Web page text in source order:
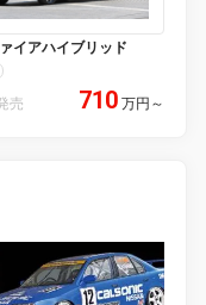
イアハイブリッド
売 710 万円 ～